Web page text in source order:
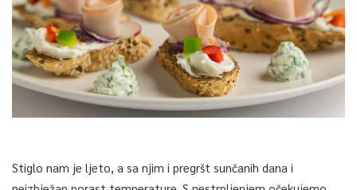
Stiglo nam je ljeto, a sa njim i pregršt sunčanih dana i